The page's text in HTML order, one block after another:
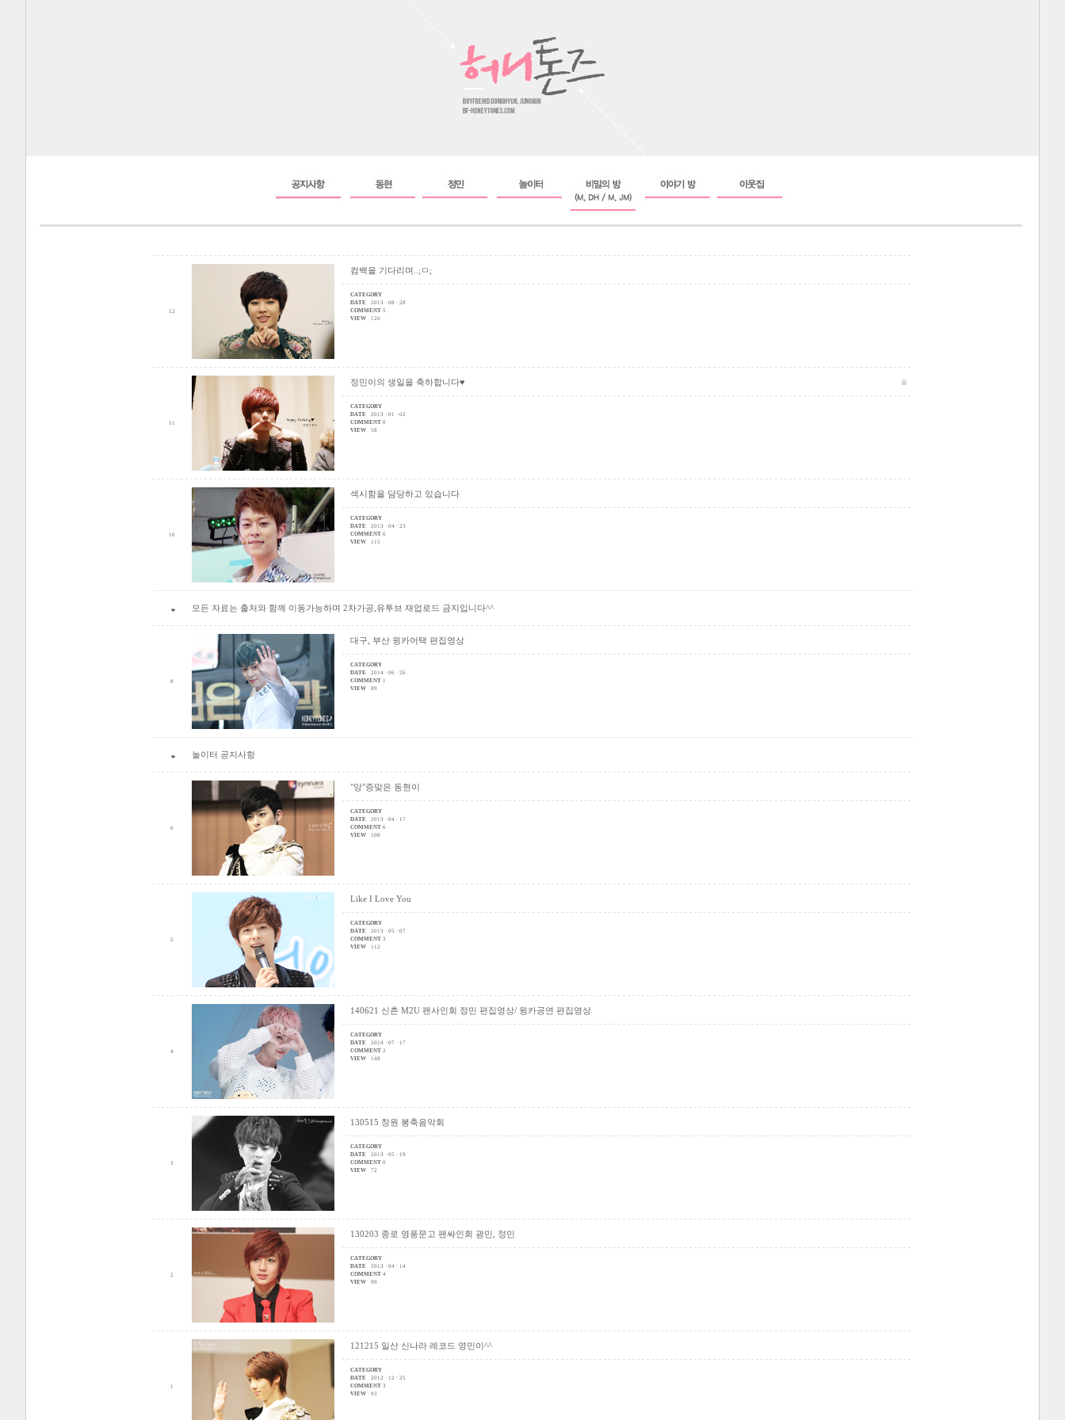
12
컴백을 기다리며..;ㅁ;
CATEGORY
DATE
2013 · 08 · 28
COMMENT 5
VIEW 120
11
정민이의 생일을 축하합니다♥
CATEGORY
DATE
2013 · 01 · 02
COMMENT 0
VIEW 58
10
섹시함을 담당하고 있습니다
CATEGORY
DATE
2013 · 04 · 23
COMMENT 6
VIEW 115
모든 자료는 출처와 함께 이동가능하며 2차가공,유투브 재업로드 금지입니다^^
8
대구, 부산 윙카어택 편집영상
CATEGORY
DATE
2014 · 06 · 26
COMMENT 1
VIEW 89
놀이터 공지사항
6
"앙"증맞은 동현이
CATEGORY
DATE
2013 · 04 · 17
COMMENT 6
VIEW 108
5
Like I Love You
CATEGORY
DATE
2013 · 05 · 07
COMMENT 3
VIEW 112
4
140621 신촌 M2U 팬사인회 정민 편집영상/ 윙카공연 편집영상
CATEGORY
DATE
2014 · 07 · 17
COMMENT 2
VIEW 148
3
130515 창원 봉축음악회
CATEGORY
DATE
2013 · 05 · 19
COMMENT 0
VIEW 72
2
130203 종로 영풍문고 팬싸인회 광민, 정민
CATEGORY
DATE
2013 · 04 · 14
COMMENT 4
VIEW 99
1
121215 일산 신나라 레코드 영민이^^
CATEGORY
DATE
2012 · 12 · 25
COMMENT 3
VIEW 93